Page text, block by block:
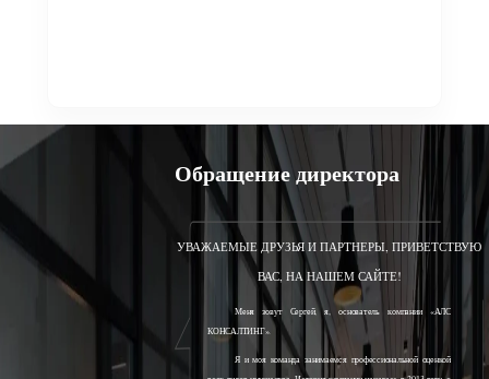
Обращение директора
УВАЖАЕМЫЕ ДРУЗЬЯ И ПАРТНЕРЫ, ПРИВЕТСТВУЮ
ВАС, НА НАШЕМ САЙТЕ!
Меня зовут Сергей, я, основатель компании «АЛС
КОНСАЛТИНГ».
Я и моя команда занимаемся профессиональной оценкой